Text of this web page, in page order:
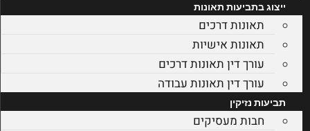
ייצוג בתביעות תאונות
תאונות דרכים
תאונות אישיות
עורך דין תאונות דרכים
עורך דין תאונות עבודה
תביעות נזיקין
חבות מעסיקים